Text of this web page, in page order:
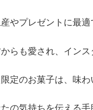
やプレゼントに最適
らも愛され、インス
定のお菓子は、味わ
の気持ちを伝える手